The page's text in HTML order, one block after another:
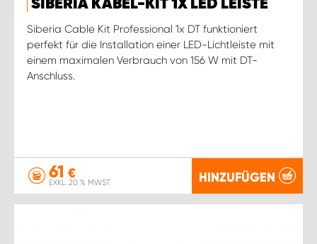
SIBERIA KABEL-KIT 1X LED LEISTE
Siberia Cable Kit Professional 1x DT funktioniert
perfekt für die Installation einer LED-Lichtleiste mit
einem maximalen Verbrauch von 156 W mit DT-
Anschluss.
61 €
EXKL. 20 % MWST. HINZUFÜGEN